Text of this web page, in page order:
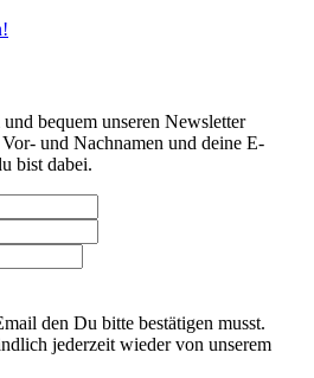
bequem unseren Newsletter
und Nachnamen und deine E-
bist dabei.
den Du bitte bestätigen musst.
jederzeit wieder von unserem